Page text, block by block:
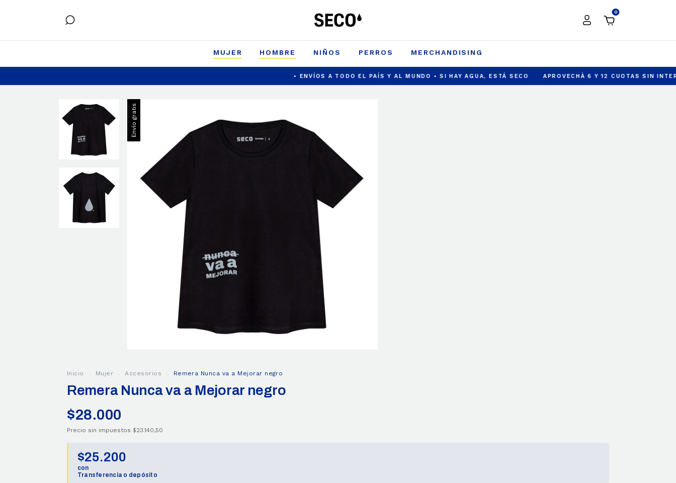
0
MUJER HOMBRE NIÑOS PERROS MERCHANDISING
• ENVÍOS A TODO EL PAÍS Y AL MUNDO • SI HAY AGUA, ESTÁ SECO APROVECHÀ 6 Y 12 CUOTAS SIN INTERES
Envío gratis
Inicio . Mujer . Accesorios . Remera Nunca va a Mejorar negro
Remera Nunca va a Mejorar negro
$28.000
Precio sin impuestos $23.140,50
$25.200
con
Transferencia o depósito